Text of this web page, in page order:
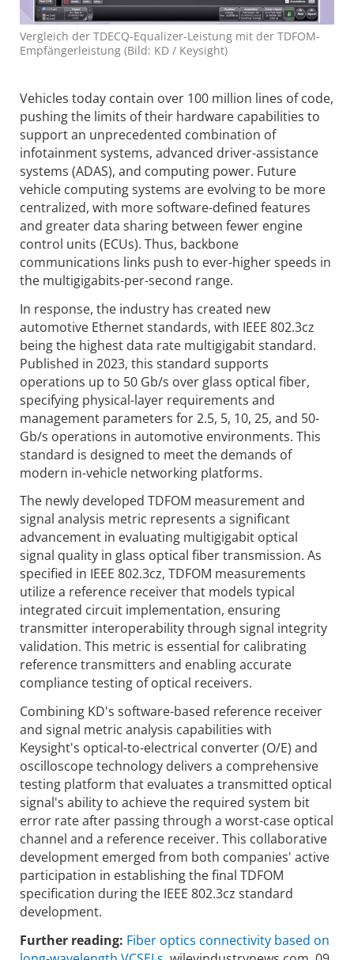
Vergleich der TDECQ-Equalizer-Leistung mit der TDFOM-
Empfängerleistung (Bild: KD / Keysight)
Vehicles today contain over 100 million lines of code,
pushing the limits of their hardware capabilities to
support an unprecedented combination of
infotainment systems, advanced driver-assistance
systems (ADAS), and computing power. Future
vehicle computing systems are evolving to be more
centralized, with more software-defined features
and greater data sharing between fewer engine
control units (ECUs). Thus, backbone
communications links push to ever-higher speeds in
the multigigabits-per-second range.
In response, the industry has created new
automotive Ethernet standards, with IEEE 802.3cz
being the highest data rate multigigabit standard.
Published in 2023, this standard supports
operations up to 50 Gb/s over glass optical fiber,
specifying physical-layer requirements and
management parameters for 2.5, 5, 10, 25, and 50-
Gb/s operations in automotive environments. This
standard is designed to meet the demands of
modern in-vehicle networking platforms.
The newly developed TDFOM measurement and
signal analysis metric represents a significant
advancement in evaluating multigigabit optical
signal quality in glass optical fiber transmission. As
specified in IEEE 802.3cz, TDFOM measurements
utilize a reference receiver that models typical
integrated circuit implementation, ensuring
transmitter interoperability through signal integrity
validation. This metric is essential for calibrating
reference transmitters and enabling accurate
compliance testing of optical receivers.
Combining KD's software-based reference receiver
and signal metric analysis capabilities with
Keysight's optical-to-electrical converter (O/E) and
oscilloscope technology delivers a comprehensive
testing platform that evaluates a transmitted optical
signal's ability to achieve the required system bit
error rate after passing through a worst-case optical
channel and a reference receiver. This collaborative
development emerged from both companies' active
participation in establishing the final TDFOM
specification during the IEEE 802.3cz standard
development.
Further reading: Fiber optics connectivity based on